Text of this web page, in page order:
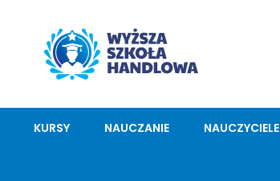
KURSY NAUCZANIE NAUCZYCIELE